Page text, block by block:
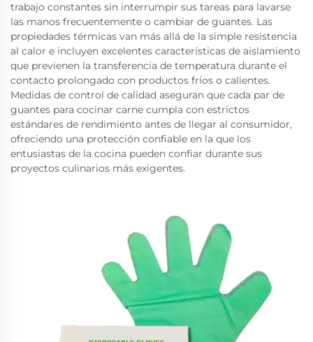
trabajo constantes sin interrumpir sus tareas para lavarse
las manos frecuentemente o cambiar de guantes. Las
propiedades térmicas van más allá de la simple resistencia
al calor e incluyen excelentes características de aislamiento
que previenen la transferencia de temperatura durante el
contacto prolongado con productos fríos o calientes.
Medidas de control de calidad aseguran que cada par de
guantes para cocinar carne cumpla con estrictos
estándares de rendimiento antes de llegar al consumidor,
ofreciendo una protección confiable en la que los
entusiastas de la cocina pueden confiar durante sus
proyectos culinarios más exigentes.